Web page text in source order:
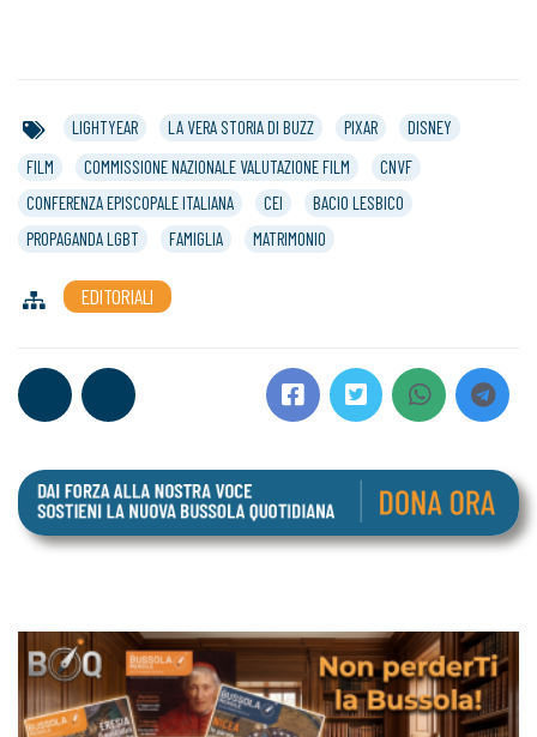
LIGHTYEAR LA VERA STORIA DI BUZZ PIXAR
DISNEY
FILM
COMMISSIONE NAZIONALE VALUTAZIONE FILM
CNVF
CONFERENZA EPISCOPALE ITALIANA
CEI
BACIO LESBICO
PROPAGANDA LGBT
FAMIGLIA MATRIMONIO
EDITORIALI